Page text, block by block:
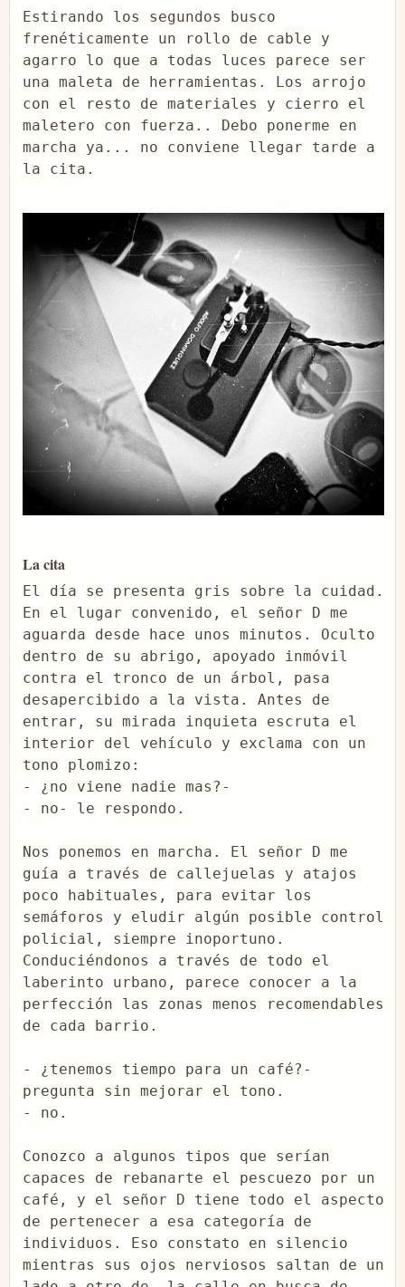
Estirando los segundos busco
frenéticamente un rollo de cable y
agarro lo que a todas luces parece ser
una maleta de herramientas. Los arrojo
con el resto de materiales y cierro el
maletero con fuerza.. Debo ponerme en
marcha ya... no conviene llegar tarde a
la cita.
La cita
El día se presenta gris sobre la cuidad.
En el lugar convenido, el señor D me
aguarda desde hace unos minutos. Oculto
dentro de su abrigo, apoyado inmóvil
contra el tronco de un árbol, pasa
desapercibido a la vista. Antes de
entrar, su mirada inquieta escruta el
interior del vehículo y exclama con un
tono plomizo:
- ¿no viene nadie mas?-
- no- le respondo.
Nos ponemos en marcha. El señor D me
guía a través de callejuelas y atajos
poco habituales, para evitar los
semáforos y eludir algún posible control
policial, siempre inoportuno.
Conduciéndonos a través de todo el
laberinto urbano, parece conocer a la
perfección las zonas menos recomendables
de cada barrio.
- ¿tenemos tiempo para un café?-
pregunta sin mejorar el tono.
- no.
Conozco a algunos tipos que serían
capaces de rebanarte el pescuezo por un
café, y el señor D tiene todo el aspecto
de pertenecer a esa categoría de
individuos. Eso constato en silencio
mientras sus ojos nerviosos saltan de un